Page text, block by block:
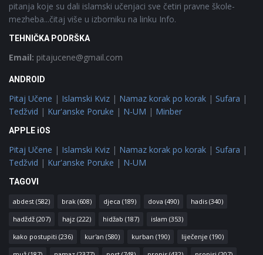
pitanja koje su dali islamski učenjaci sve četiri pravne škole-
mezheba...čitaj više u izborniku na linku Info.
TEHNIČKA PODRŠKA
Email: pitajucene@gmail.com
ANDROID
Pitaj Učene | Islamski Kviz | Namaz korak po korak | Sufara |
Tedžvid | Kur'anske Poruke | N-UM | Minber
APPLE iOS
Pitaj Učene | Islamski Kviz | Namaz korak po korak | Sufara |
Tedžvid | Kur'anske Poruke | N-UM
TAGOVI
abdest (582) brak (608) djeca (189) dova (490) hadis (340)
hadždž (207) hajz (222) hidžab (187) islam (353)
kako postupiti (236) kur'an (580) kurban (190) liječenje (190)